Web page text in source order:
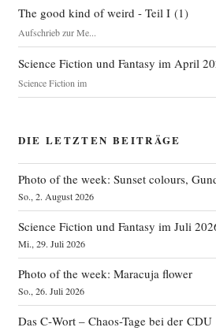
The good kind of weird - Teil I(1)
Aufschrieb zur Me...
Science Fiction und Fantasy im April
Science Fiction im
DIE LETZTEN BEITRÄGE
Photo of the week: Sunset colours,
So., 2. August 2026
Science Fiction und Fantasy im Juli
Mi., 29. Juli 2026
Photo of the week: Maracuja flower
So., 26. Juli 2026
Das C‑Wort – Chaos-Tage bei der CDU